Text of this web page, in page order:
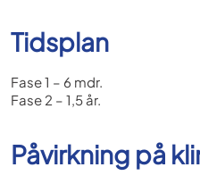
Tidsplan
Fase 1 – 6 mdr.
Fase 2 – 1,5 år.
Påvirkning på